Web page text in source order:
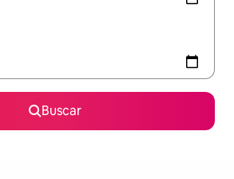
Buscar